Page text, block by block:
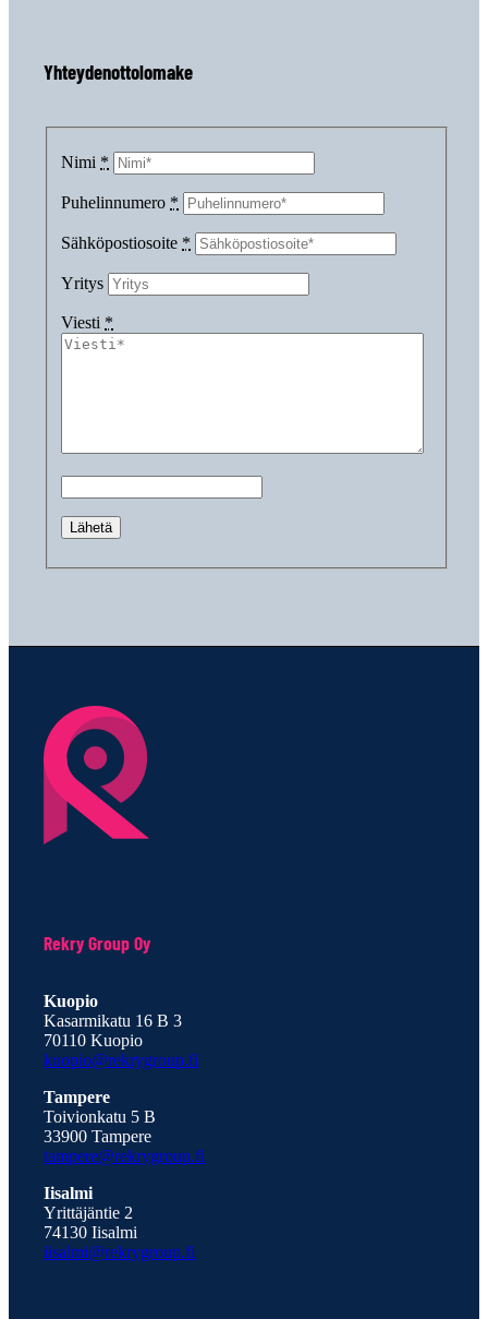
Yhteydenottolomake
Nimi *
Puhelinnumero *
Sähköpostiosoite *
Yritys
Viesti *
Rekry Group Oy
Kuopio
Kasarmikatu 16 B 3
70110 Kuopio
kuopio@rekrygroup.fi
Tampere
Toivionkatu 5 B
33900 Tampere
tampere@rekrygroup.fi
Iisalmi
Yrittäjäntie 2
74130 Iisalmi
iisalmi@rekrygroup.fi